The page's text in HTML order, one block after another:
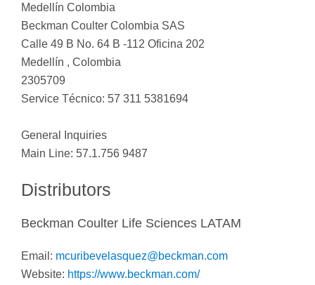
Medellín Colombia
Beckman Coulter Colombia SAS
Calle 49 B No. 64 B -112 Oficina 202
Medellín , Colombia
2305709
Service Técnico: 57 311 5381694
General Inquiries
Main Line: 57.1.756 9487
Distributors
Beckman Coulter Life Sciences LATAM
Email: mcuribevelasquez@beckman.com
Website: https://www.beckman.com/